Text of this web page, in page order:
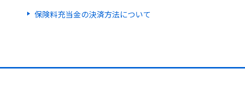
保険料充当金の決済方法について